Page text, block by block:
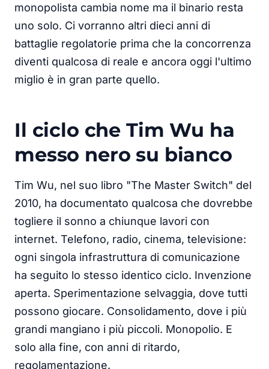
monopolista cambia nome ma il binario resta
uno solo. Ci vorranno altri dieci anni di
battaglie regolatorie prima che la concorrenza
diventi qualcosa di reale e ancora oggi l'ultimo
miglio è in gran parte quello.
Il ciclo che Tim Wu ha
messo nero su bianco
Tim Wu, nel suo libro "The Master Switch" del
2010, ha documentato qualcosa che dovrebbe
togliere il sonno a chiunque lavori con
internet. Telefono, radio, cinema, televisione:
ogni singola infrastruttura di comunicazione
ha seguito lo stesso identico ciclo. Invenzione
aperta. Sperimentazione selvaggia, dove tutti
possono giocare. Consolidamento, dove i più
grandi mangiano i più piccoli. Monopolio. E
solo alla fine, con anni di ritardo,
regolamentazione.